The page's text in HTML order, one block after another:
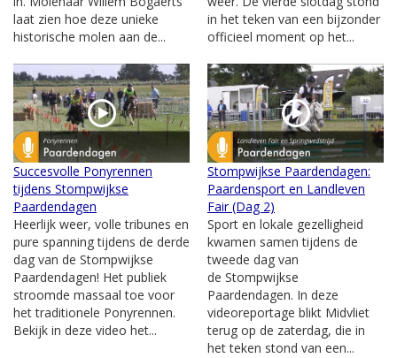
laat zien hoe deze unieke
historische molen aan de...
in het teken van een bijzonder
officieel moment op het...
Succesvolle Ponyrennen
tijdens Stompwijkse
Paardendagen
Heerlijk weer, volle tribunes en
pure spanning tijdens de derde
dag van de Stompwijkse
Paardendagen! Het publiek
stroomde massaal toe voor
het traditionele Ponyrennen.
Bekijk in deze video het...
Stompwijkse Paardendagen:
Paardensport en Landleven
Fair (Dag 2)
Sport en lokale gezelligheid
kwamen samen tijdens de
tweede dag van
de Stompwijkse
Paardendagen. In deze
videoreportage blikt Midvliet
terug op de zaterdag, die in
het teken stond van een...